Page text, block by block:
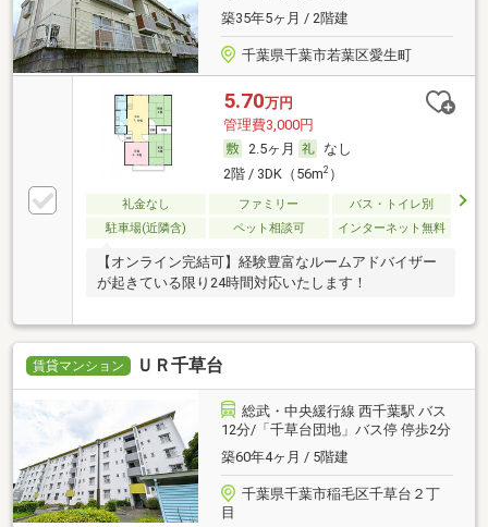
築35年5ヶ月 / 2階建
千葉県千葉市若葉区愛生町
5.70万円
管理費3,000円
2.5ヶ月
なし
2階 / 3DK（56m2）
礼金なし ファミリー
バス・トイレ別
駐車場(近隣含)
ペット相談可 インターネット無料
【オンライン完結可】経験豊富なルームアドバイザー
が起きている限り24時間対応いたします！
賃貸マンション ＵＲ千草台
総武・中央緩行線 西千葉駅 バス
12分/「千草台団地」バス停 停歩2分
築60年4ヶ月 / 5階建
千葉県千葉市稲毛区千草台２丁
目